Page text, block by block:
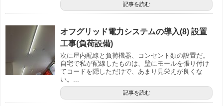
記事を読む
オフグリッド電力システムの導入(8) 設置
工事(負荷設備)
次に屋内配線と負荷機器、コンセント類の設置だ。
自宅で私が配線したものは、壁にモールを張り付け
てコードを隠しただけで、あまり見栄えが良くな
い。...
記事を読む